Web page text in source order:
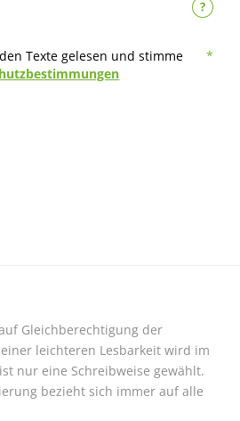
*
Texte gelesen und stimme
Gleichberechtigung der
leichteren Lesbarkeit wird im
nur eine Schreibweise gewählt.
bezieht sich immer auf alle